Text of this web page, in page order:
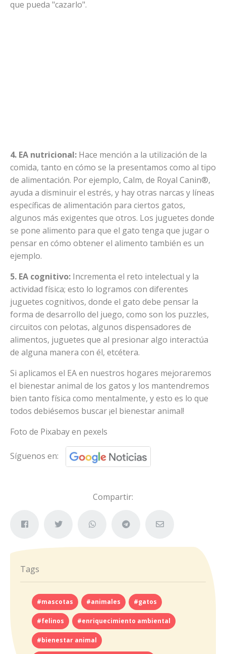
que pueda "cazarlo".
4. EA nutricional: Hace mención a la utilización de la
comida, tanto en cómo se la presentamos como al tipo
de alimentación. Por ejemplo, Calm, de Royal Canin®,
ayuda a disminuir el estrés, y hay otras narcas y líneas
específicas de alimentación para ciertos gatos,
algunos más exigentes que otros. Los juguetes donde
se pone alimento para que el gato tenga que jugar o
pensar en cómo obtener el alimento también es un
ejemplo.
5. EA cognitivo: Incrementa el reto intelectual y la
actividad física; esto lo logramos con diferentes
juguetes cognitivos, donde el gato debe pensar la
forma de desarrollo del juego, como son los puzzles,
circuitos con pelotas, algunos dispensadores de
alimentos, juguetes que al presionar algo interactúa
de alguna manera con él, etcétera.
Si aplicamos el EA en nuestros hogares mejoraremos
el bienestar animal de los gatos y los mantendremos
bien tanto física como mentalmente, y esto es lo que
todos debiésemos buscar ¡el bienestar animal!
Foto de Pixabay en pexels
Síguenos en:
Compartir:
Tags
#mascotas #animales #gatos
#felinos #enriquecimiento ambiental
#bienestar animal